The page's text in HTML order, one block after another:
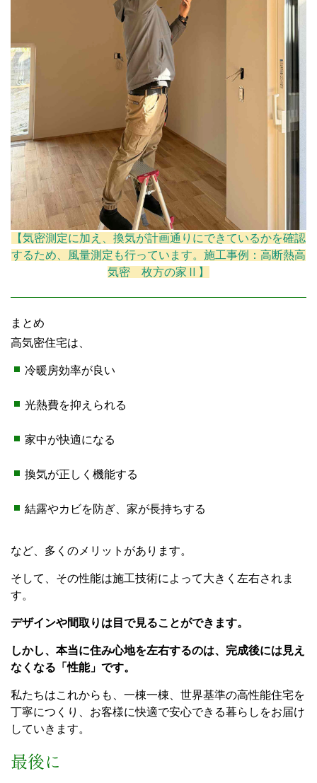
【気密測定に加え、換気が計画通りにできているかを確認
するため、風量測定も行っています。施工事例：高断熱高
気密 枚方の家Ⅱ】
まとめ
高気密住宅は、
冷暖房効率が良い
光熱費を抑えられる
家中が快適になる
換気が正しく機能する
結露やカビを防ぎ、家が長持ちする
など、多くのメリットがあります。
そして、その性能は施工技術によって大きく左右されま
す。
デザインや間取りは目で見ることができます。
しかし、本当に住み心地を左右するのは、完成後には見え
なくなる「性能」です。
私たちはこれからも、一棟一棟、世界基準の高性能住宅を
丁寧につくり、お客様に快適で安心できる暮らしをお届け
していきます。
最後に